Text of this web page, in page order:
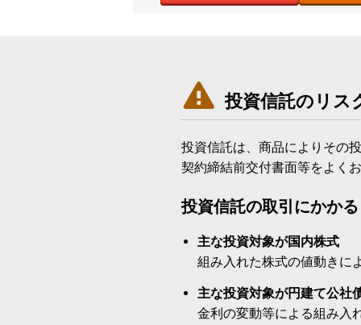
 投資信託のリス
投資信託は、商品によりその
契約締結前交付書面等をよく
投資信託の取引にかか
主な投資対象が国内株式
組み入れた株式の値動きに
主な投資対象が円建て公社
金利の変動等による組み入